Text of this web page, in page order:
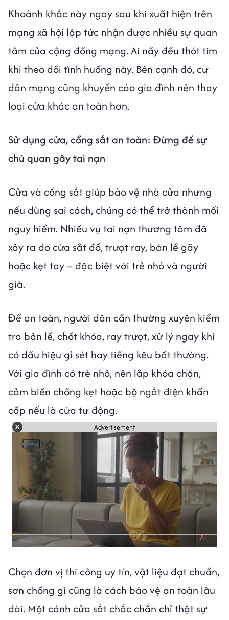
Khoảnh khắc này ngay sau khi xuất hiện trên
mạng xã hội lập tức nhận được nhiều sự quan
tâm của cộng đồng mạng. Ai nấy đều thót tim
khi theo dõi tình huống này. Bên cạnh đó, cư
dân mạng cũng khuyến cáo gia đình nên thay
loại cửa khác an toàn hơn.
Sử dụng cửa, cổng sắt an toàn: Đừng để sự
chủ quan gây tai nạn
Cửa và cổng sắt giúp bảo vệ nhà cửa nhưng
nếu dùng sai cách, chúng có thể trở thành mối
nguy hiểm. Nhiều vụ tai nạn thương tâm đã
xảy ra do cửa sắt đổ, trượt ray, bản lề gãy
hoặc kẹt tay – đặc biệt với trẻ nhỏ và người
già.
Để an toàn, người dân cần thường xuyên kiểm
tra bản lề, chốt khóa, ray trượt, xử lý ngay khi
có dấu hiệu gỉ sét hay tiếng kêu bất thường.
Với gia đình có trẻ nhỏ, nên lắp khóa chặn,
cảm biến chống kẹt hoặc bộ ngắt điện khẩn
cấp nếu là cửa tự động.
Advertisement
Chọn đơn vị thi công uy tín, vật liệu đạt chuẩn,
sơn chống gỉ cũng là cách bảo vệ an toàn lâu
dài. Một cánh cửa sắt chắc chắn chỉ thật sự